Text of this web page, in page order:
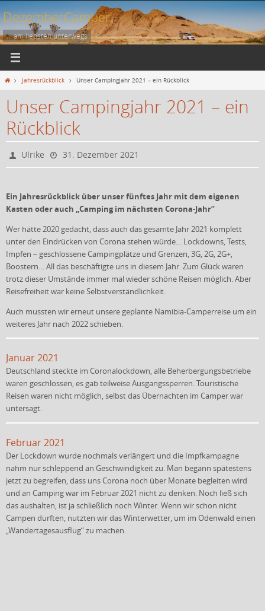
Zum
Inhalt
springen
DezemberCamper
... am liebsten unterwegs
StartJahresrückblick Unser Campingjahr 2021 – ein Rückblick
Unser Campingjahr 2021 – ein
Rückblick
Ulrike 31. Dezember 2021
Ein Jahresrückblick über unser fünftes Jahr mit dem eigenen
Kasten oder auch „Camping im nächsten Corona-Jahr“
Wer hätte 2020 gedacht, dass auch das gesamte Jahr 2021 komplett
unter den Eindrücken von Corona stehen würde… Lockdowns, Tests,
Impfen – geschlossene Campingplätze und Grenzen, 3G, 2G, 2G+,
Boostern… All das beschäftigte uns in diesem Jahr. Zum Glück waren
trotz dieser Umstände immer mal wieder schöne Reisen möglich. Aber
Reisefreiheit war keine Selbstverständlichkeit.
Auch mussten wir erneut unsere geplante Namibia-Camperreise um ein
weiteres Jahr nach 2022 schieben.
Januar 2021
Deutschland steckte im Coronalockdown, alle Beherbergungsbetriebe
waren geschlossen, es gab teilweise Ausgangssperren. Touristische
Reisen waren nicht möglich, selbst das Übernachten im Camper war
untersagt.
Februar 2021
Der Lockdown wurde nochmals verlängert und die Impfkampagne
nahm nur schleppend an Geschwindigkeit zu. Man begann spätestens
jetzt zu begreifen, dass uns Corona noch über Monate begleiten wird
und an Camping war im Februar 2021 nicht zu denken. Noch ließ sich
das aushalten, ist ja schließlich noch Winter. Wenn wir schon nicht
Campen durften, nutzten wir das Winterwetter, um im Odenwald einen
„Wandertagesausflug“ zu machen.